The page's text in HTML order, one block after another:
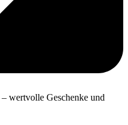
– wertvolle Geschenke und